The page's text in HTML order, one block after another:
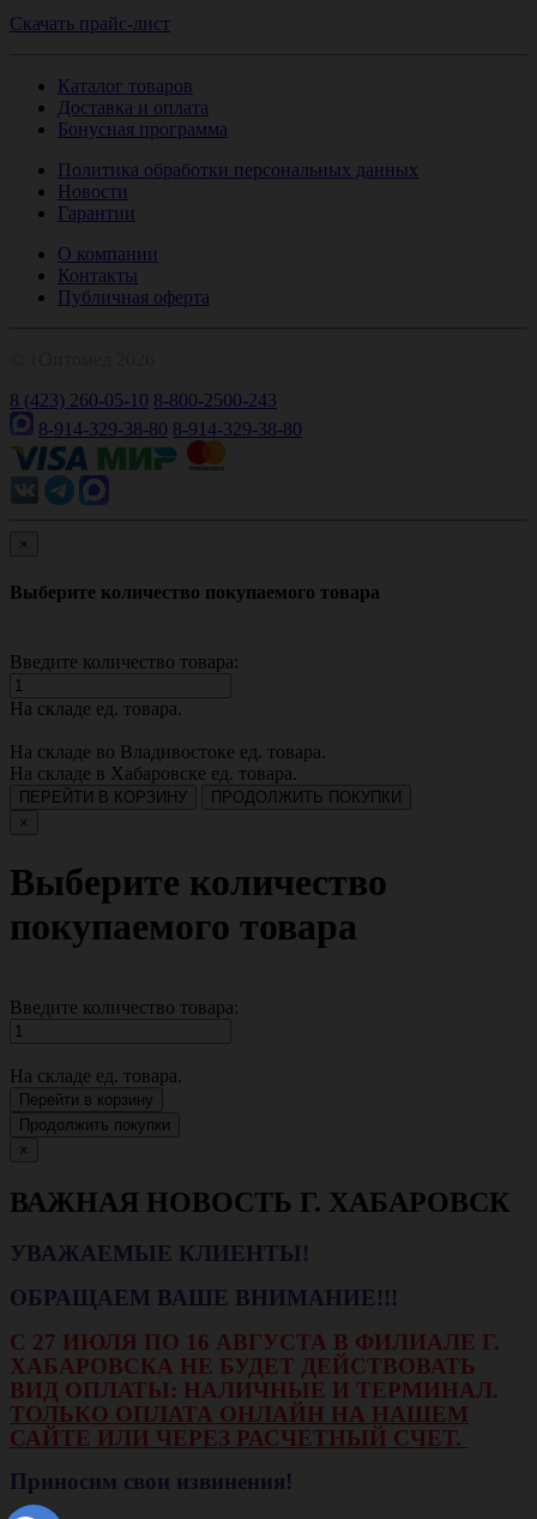
Скачать прайс-лист
Каталог товаров
Доставка и оплата
Бонусная программа
Политика обработки персональных данных
Новости
Гарантии
О компании
Контакты
Публичная оферта
8 (423) 260-05-10 8-800-2500-243
8-914-329-38-80 8-914-329-38-80
×
Выберите количество покупаемого товара
Введите количество товара:
На складе ед. товара.
На складе во Владивостоке ед. товара.
На складе в Хабаровске ед. товара.
ПЕРЕЙТИ В КОРЗИНУ
ПРОДОЛЖИТЬ ПОКУПКИ
×
Выберите количество
покупаемого товара
Введите количество товара:
На складе ед. товара.
Перейти в корзину
Продолжить покупки
×
ВАЖНАЯ НОВОСТЬ Г. ХАБАРОВСК
УВАЖАЕМЫЕ КЛИЕНТЫ!
ОБРАЩАЕМ ВАШЕ ВНИМАНИЕ!!!
С 27 ИЮЛЯ ПО 16 АВГУСТА В ФИЛИАЛЕ Г.
ХАБАРОВСКА НЕ БУДЕТ ДЕЙСТВОВАТЬ
ВИД ОПЛАТЫ: НАЛИЧНЫЕ И ТЕРМИНАЛ.
ТОЛЬКО ОПЛАТА ОНЛАЙН НА НАШЕМ
САЙТЕ ИЛИ ЧЕРЕЗ РАСЧЕТНЫЙ СЧЕТ.
Приносим свои извинения!